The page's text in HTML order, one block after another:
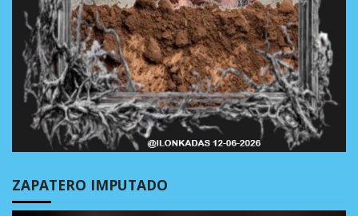
ZAPATERO IMPUTADO